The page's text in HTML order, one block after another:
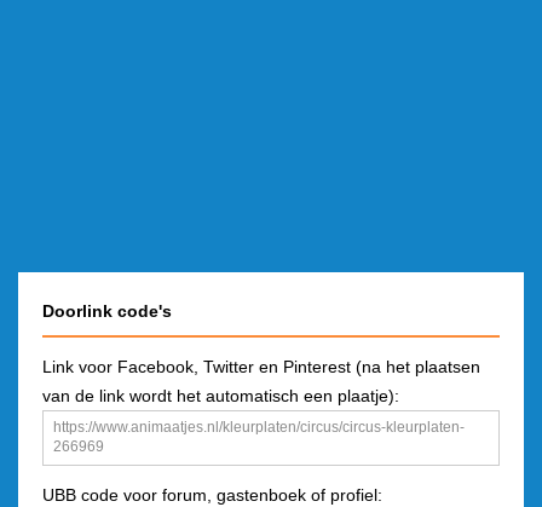
Doorlink code's
Link voor Facebook, Twitter en Pinterest (na het plaatsen
van de link wordt het automatisch een plaatje):
UBB code voor forum, gastenboek of profiel: